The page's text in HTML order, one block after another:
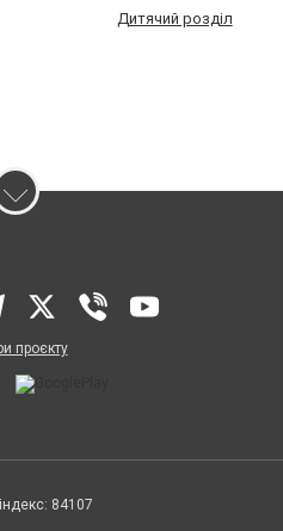
Дитячий розділ
проєкту
84107